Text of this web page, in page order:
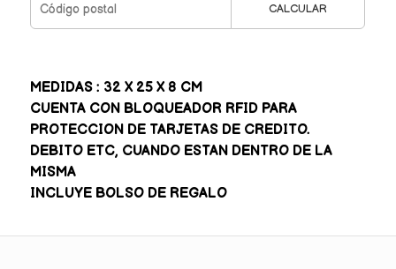
CALCULAR
MEDIDAS : 32 X 25 X 8 CM
CUENTA CON BLOQUEADOR RFID PARA
PROTECCION DE TARJETAS DE CREDITO.
DEBITO ETC, CUANDO ESTAN DENTRO DE LA
MISMA
INCLUYE BOLSO DE REGALO